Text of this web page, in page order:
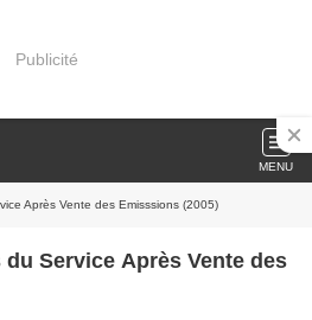
Publicité
MENU
Après Vente des Emisssions (2005)
Service Après Vente des